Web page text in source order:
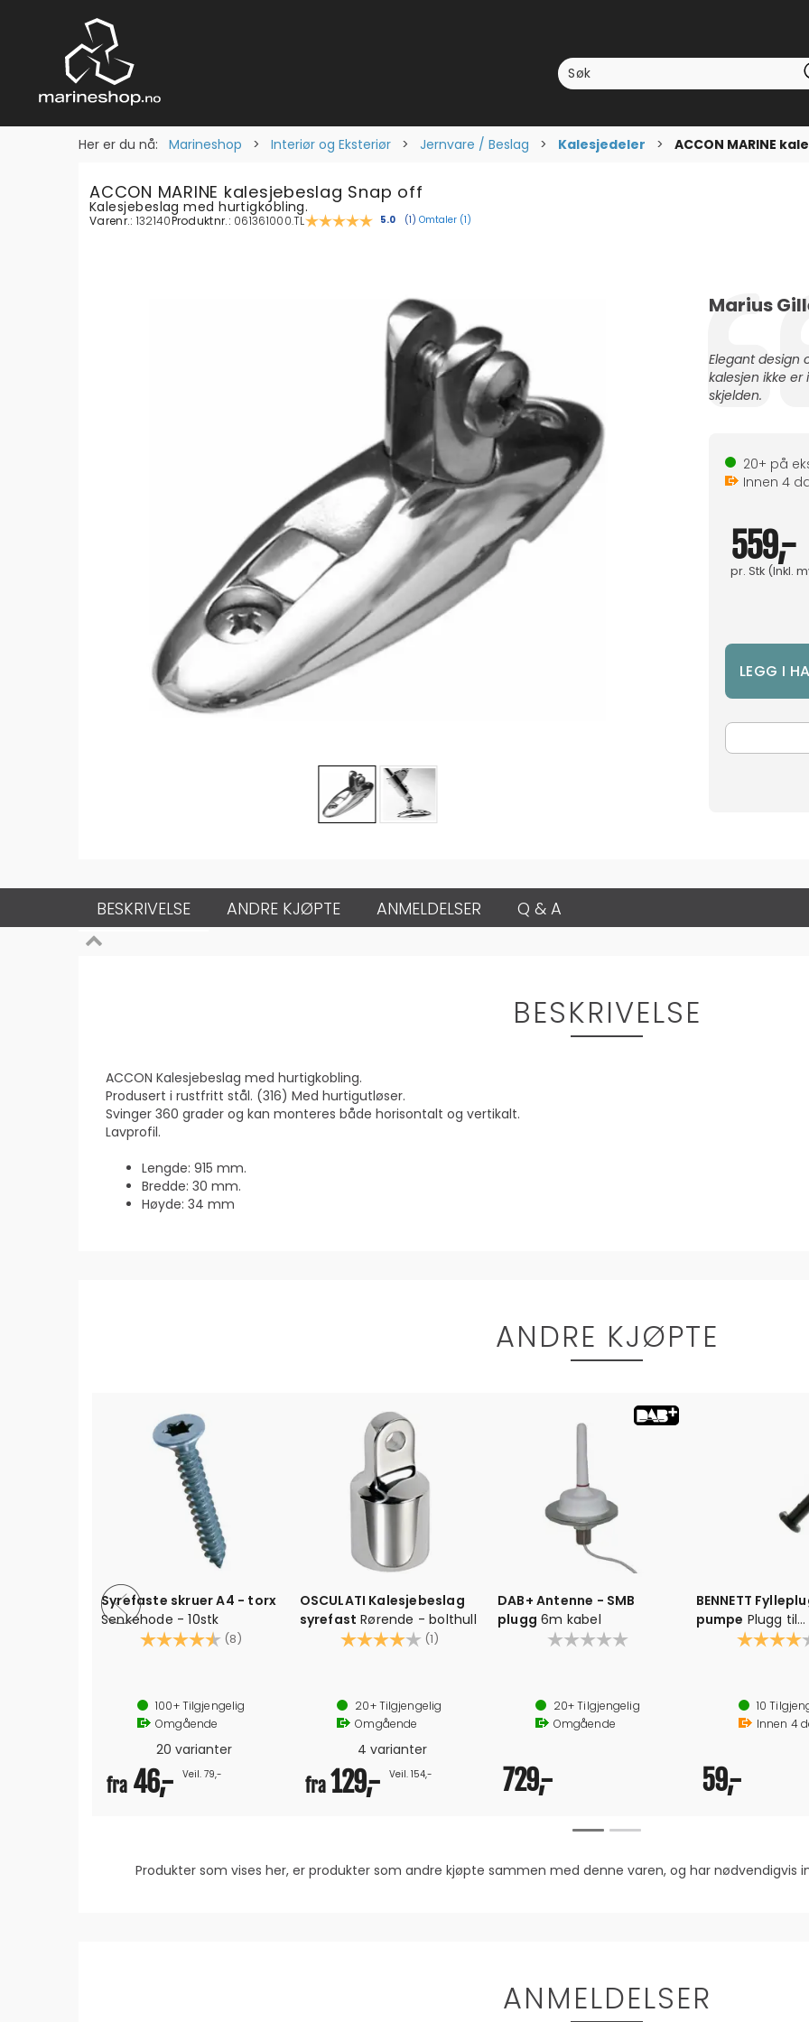
Her er du nå: Marineshop > Interiør og Eksteriør > Jernvare / Beslag > Kalesjedeler > ACCON MARINE
ACCON MARINE kalesjebeslag Snap off
Kalesjebeslag med hurtigkob­ling.
Varenr.: 132140Produktnr.: 061361000.TL Gjennomsnittskarakter:
5.0 (stemmer:
1) Omtaler (1)
Testimonial
Forfatter:
Marius
Tekst:
Elegant design
kalesjen ikke er
skjelden.
20+ på
Innen 4
559,-
pr. Stk(Inkl.
BESKRIVELSE ANDRE KJØPTE ANMELDELSER Q & A
BESKRIVELSE
ACCON Kalesjebeslag med hurtigkob­ling.
Produsert i rustfritt stål. (316) Med hur­tigutløser.
Svinger 360 grader og kan monteres både horisontalt og vertikalt.
Lavprofil.
Lengde: 915 mm.
Bredde: 30 mm.
Høyde: 34 mm
ANDRE KJØPTE
Syrefaste skruer A4 - torx
Senkehode - 10stk
Karakter:
(8)
Materiale: Syrefast stål A4
Bit: Torx
100+Tilgjengelig
Omgående
20 varianter
fra 46,- Veil. 79,-
OSCULATI Kalesjebeslag
syrefast Rørende - bolthull
Karakter:
(1)
Rørende 22mm
Kalesjebeslag
20+Tilgjengelig
Omgående
4 varianter
fra129,- Veil. 154,-
DAB+ Antenne - SMB
plugg 6m kabel
6 meter kabel
SMB plugg
20+Tilgjengelig
Omgående
729,-
BENNETT
pumpe Plugg til
oljepåfylling
Karakter:
10
Innen 4
59,-
Produkter som vises her, er produkter som andre kjøpte sammen med denne varen, og har
ANMELDELSER